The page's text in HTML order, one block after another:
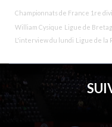
Championnats de France 1re
William Cysique Ligue de
L'interview du lundi Ligue de la